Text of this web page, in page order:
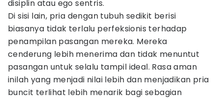
disiplin atau ego sentris.
Di sisi lain, pria dengan tubuh sedikit berisi
biasanya tidak terlalu perfeksionis terhadap
penampilan pasangan mereka. Mereka
cenderung lebih menerima dan tidak menuntut
pasangan untuk selalu tampil ideal. Rasa aman
inilah yang menjadi nilai lebih dan menjadikan pria
buncit terlihat lebih menarik bagi sebagian